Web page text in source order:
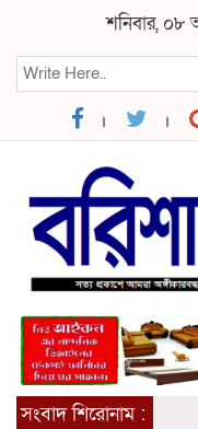
শনিবার, ০৮
সংবাদ শিরোনাম :